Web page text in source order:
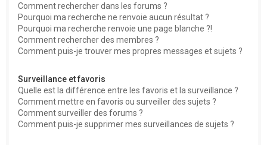
Comment rechercher dans les forums ?
Pourquoi ma recherche ne renvoie aucun résultat ?
Pourquoi ma recherche renvoie une page blanche ?!
Comment rechercher des membres ?
Comment puis-je trouver mes propres messages et sujets ?
Surveillance et favoris
Quelle est la différence entre les favoris et la surveillance ?
Comment mettre en favoris ou surveiller des sujets ?
Comment surveiller des forums ?
Comment puis-je supprimer mes surveillances de sujets ?